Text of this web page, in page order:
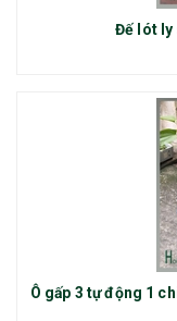
Đế lót ly
Ô gấp 3 tự động 1